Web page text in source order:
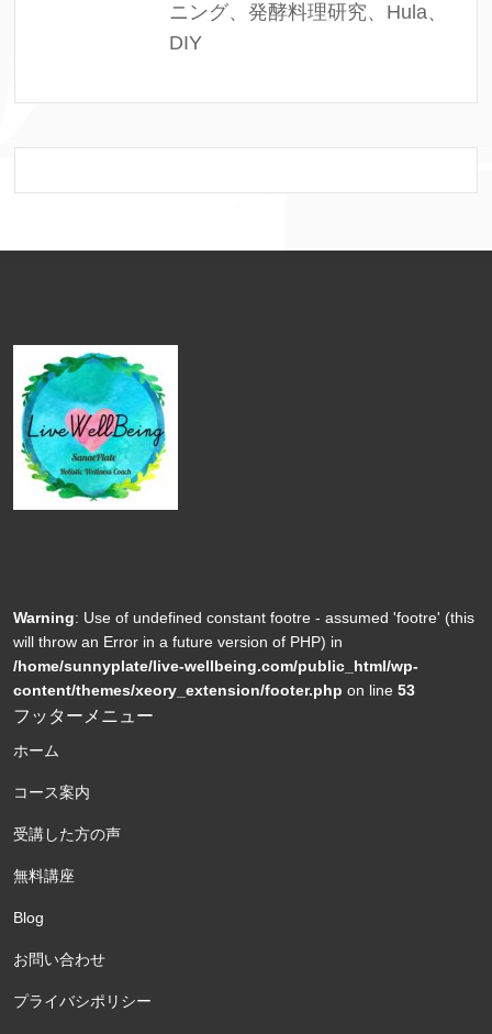
ニング、発酵料理研究、Hula、
DIY
Warning: Use of undefined constant footre - assumed 'footre' (this
will throw an Error in a future version of PHP) in
/home/sunnyplate/live-wellbeing.com/public_html/wp-
content/themes/xeory_extension/footer.php on line 53
フッターメニュー
ホーム
コース案内
受講した方の声
無料講座
Blog
お問い合わせ
プライバシポリシー